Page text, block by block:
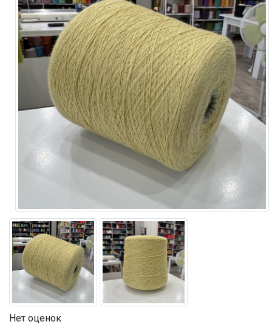
Нет оценок